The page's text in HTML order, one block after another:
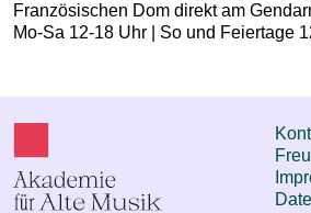
Französischen Dom direkt am
Mo-Sa 12-18 Uhr | So und Feiertage